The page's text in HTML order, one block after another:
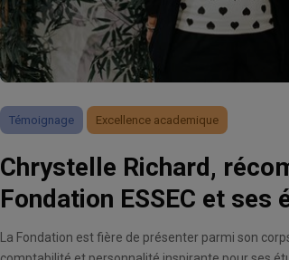
Témoignage Excellence academique
Chrystelle Richard,
Fondation ESSEC et ses
La Fondation est fière de présenter parmi son